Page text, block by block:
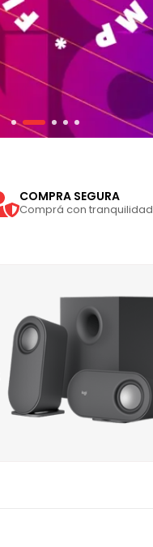
COMPRA SEGURA
Comprá con tranquilidad